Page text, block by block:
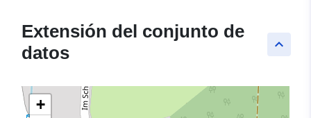
keyboard_arrow_up
Extensión del conjunto de
datos
+